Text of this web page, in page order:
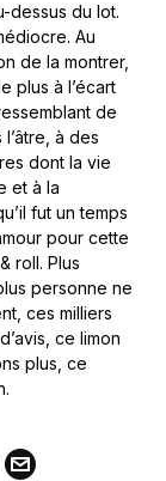
dessus du lot.
Au
de la montrer,
plus à l’écart
de
à des
dont la vie
et à la
fut un temps
pour cette
roll. Plus
personne ne
ces milliers
ce limon
plus, ce